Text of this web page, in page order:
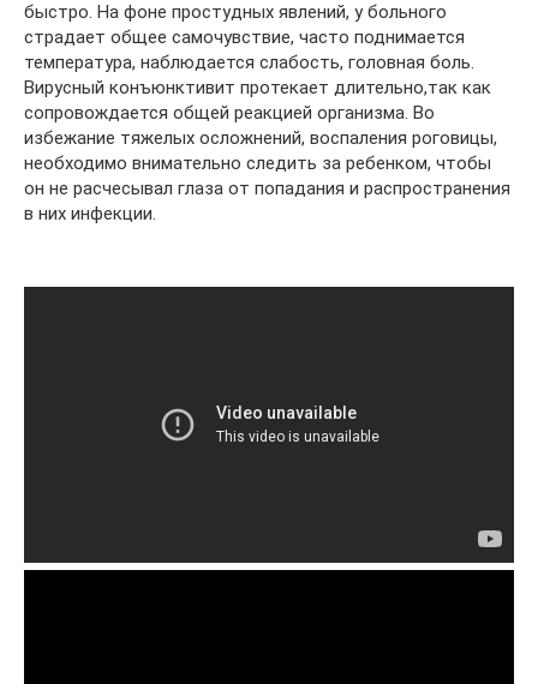
быстро. На фоне простудных явлений, у больного
страдает общее самочувствие, часто поднимается
температура, наблюдается слабость, головная боль.
Вирусный конъюнктивит протекает длительно,так как
сопровождается общей реакцией организма. Во
избежание тяжелых осложнений, воспаления роговицы,
необходимо внимательно следить за ребенком, чтобы
он не расчесывал глаза от попадания и распространения
в них инфекции.